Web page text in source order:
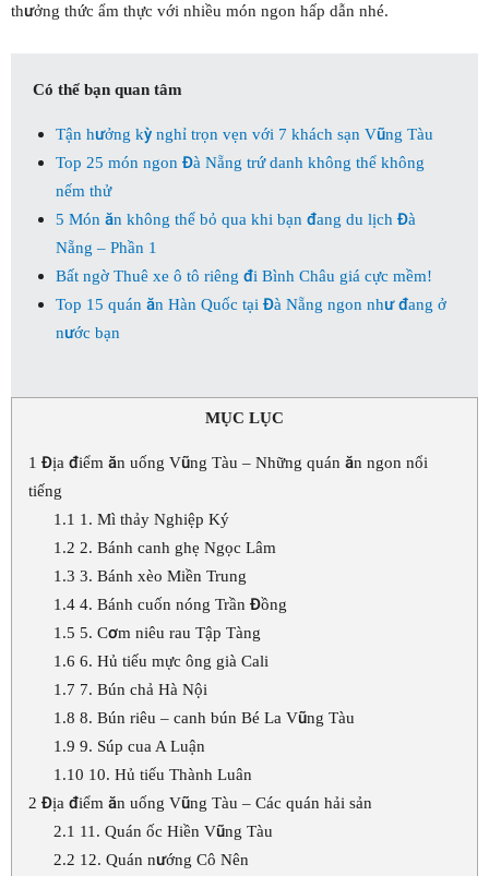
thưởng thức ẩm thực với nhiều món ngon hấp dẫn nhé.
Có thể bạn quan tâm
Tận hưởng kỳ nghỉ trọn vẹn với 7 khách sạn Vũng Tàu
Top 25 món ngon Đà Nẵng trứ danh không thể không
nếm thử
5 Món ăn không thể bỏ qua khi bạn đang du lịch Đà
Nẵng – Phần 1
Bất ngờ Thuê xe ô tô riêng đi Bình Châu giá cực mềm!
Top 15 quán ăn Hàn Quốc tại Đà Nẵng ngon như đang ở
nước bạn
MỤC LỤC
1 Địa điểm ăn uống Vũng Tàu – Những quán ăn ngon nổi
tiếng
1.1 1. Mì thảy Nghiệp Ký
1.2 2. Bánh canh ghẹ Ngọc Lâm
1.3 3. Bánh xèo Miền Trung
1.44. Bánh cuốn nóng Trần Đồng
1.5 5. Cơm niêu rau Tập Tàng
1.6 6. Hủ tiếu mực ông già Cali
1.7 7. Bún chả Hà Nội
1.8 8. Bún riêu – canh bún Bé La Vũng Tàu
1.9 9. Súp cua A Luận
1.10 10. Hủ tiếu Thành Luân
2 Địa điểm ăn uống Vũng Tàu – Các quán hải sản
2.1 11. Quán ốc Hiền Vũng Tàu
2.2 12. Quán nướng Cô Nên